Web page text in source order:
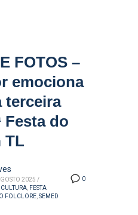
FOTOS –
emociona
terceira
Festa do
TL
0
2025 /
CULTURA FESTA
FOLCLORE SEMED